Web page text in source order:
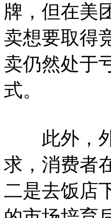
牌，但在美
卖想要取得
卖仍然处于
式。
此外，外
求，消费者
二是去饭店